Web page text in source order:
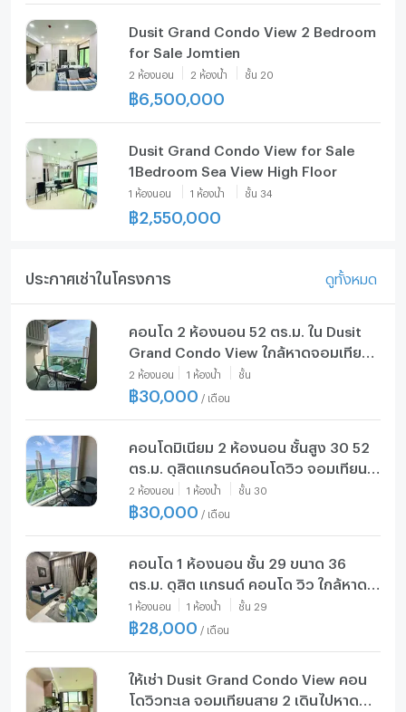
Dusit Grand Condo View 2 Bedroom
for Sale Jomtien
2 ห้องนอน 2 ห้องน้ำ ชั้น 20
฿6,500,000
Dusit Grand Condo View for Sale
1Bedroom Sea View High Floor
1 ห้องนอน 1 ห้องน้ำ ชั้น 34
฿2,550,000
ประกาศเช่าในโครงการ ดูทั้งหมด
คอนโด 2 ห้องนอน 52 ตร.ม. ใน Dusit
Grand Condo View ใกล้หาดจอมเทียน
(ID 2910657)
2 ห้องนอน 1 ห้องน้ำ ชั้น
฿30,000 / เดือน
คอนโดมิเนียม 2 ห้องนอน ชั้นสูง 30 52
ตร.ม. ดุสิตแกรนด์คอนโดวิว จอมเทียน
(ID 2942115)
2 ห้องนอน 1 ห้องน้ำ ชั้น 30
฿30,000 / เดือน
คอนโด 1 ห้องนอน ชั้น 29 ขนาด 36
ตร.ม. ดุสิต แกรนด์ คอนโด วิว ใกล้หาด
จอมเทียน (ID 2326723)
1 ห้องนอน 1 ห้องน้ำ ชั้น 29
฿28,000 / เดือน
ให้เช่า Dusit Grand Condo View คอน
โดวิวทะเล จอมเทียนสาย 2 เดินไปหาด